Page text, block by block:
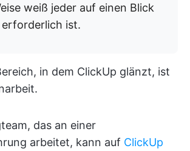
weiß jeder auf einen Blick
erforderlich ist.
in dem ClickUp glänzt, ist
das an einer
arbeitet, kann auf ClickUp